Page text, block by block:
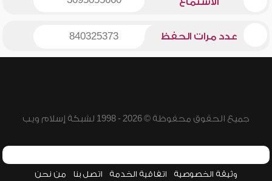
عدد مرات الحفظ 840325373
جميع الحقوق محفوظة © 2026 - 1998 لشبكة إسلام ويب
وثيقة الخصوصية اتفاقية الخدمة اتصل بنا من نحن